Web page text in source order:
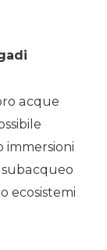
acque
immersioni
ecosistemi